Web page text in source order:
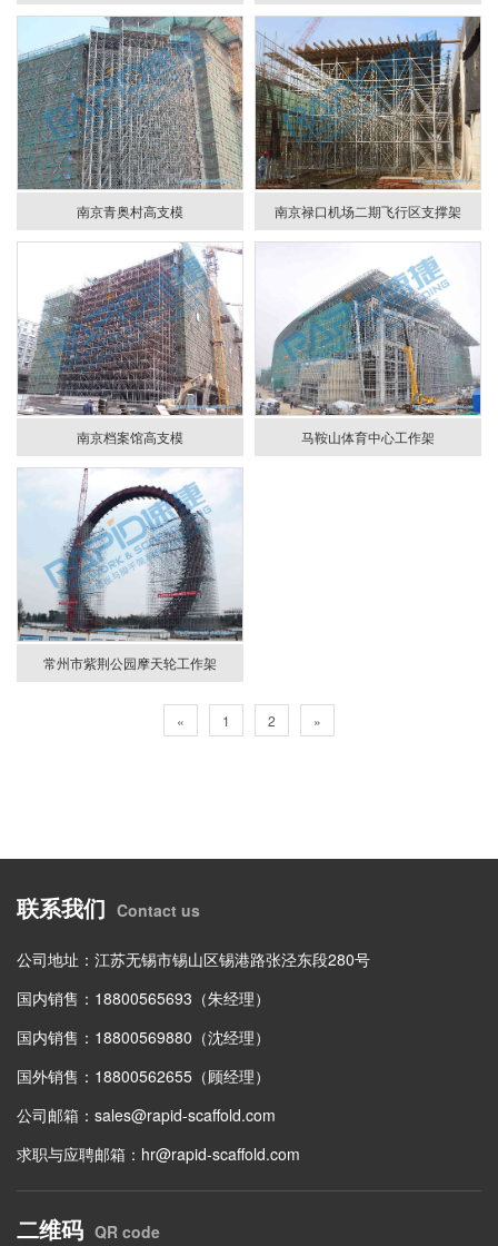
南京青奥村高支模 南京禄口机场二期飞行区支撑架
南京档案馆高支模 马鞍山体育中心工作架
常州市紫荆公园摩天轮工作架
« 1 2 »
联系我们 Contact us
公司地址：江苏无锡市锡山区锡港路张泾东段280号
国内销售：18800565693（朱经理）
国内销售：18800569880（沈经理）
国外销售：18800562655（顾经理）
公司邮箱： sales@rapid-scaffold.com
求职与应聘邮箱： hr@rapid-scaffold.com
二维码 QR code